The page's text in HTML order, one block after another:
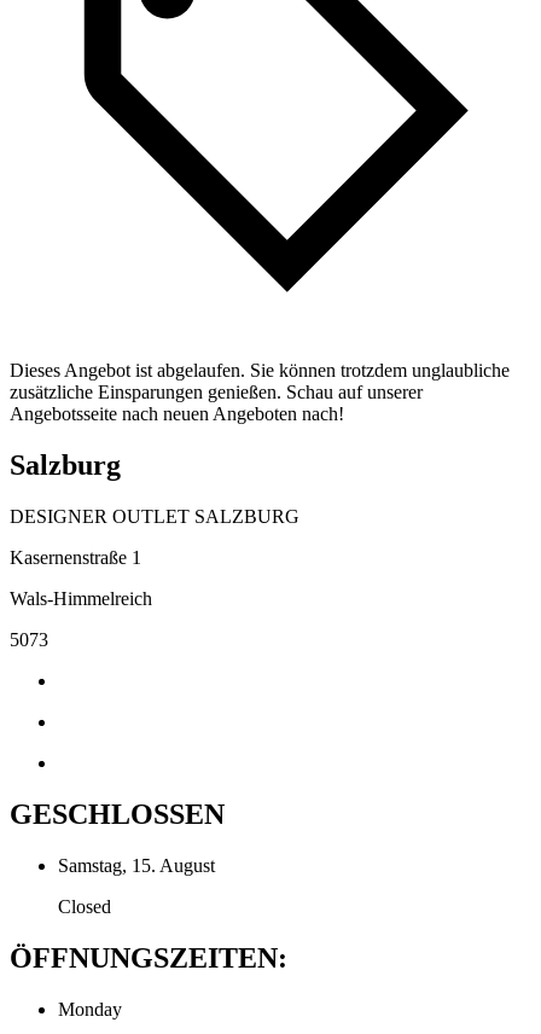
Dieses Angebot ist abgelaufen. Sie können trotzdem unglaubliche
zusätzliche Einsparungen genießen. Schau auf unserer
Angebotsseite nach neuen Angeboten nach!
Salzburg
DESIGNER OUTLET SALZBURG
Kasernenstraße 1
Wals-Himmelreich
5073
GESCHLOSSEN
Samstag, 15. August
Closed
ÖFFNUNGSZEITEN:
Monday